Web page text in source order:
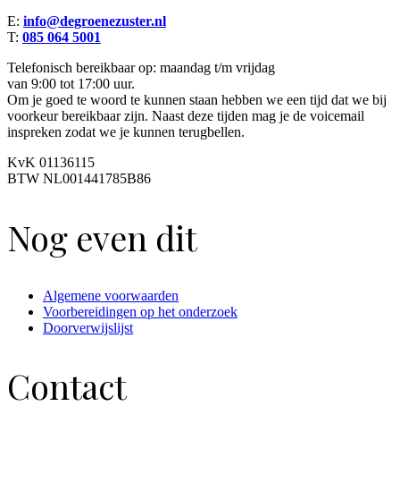
E: info@degroenezuster.nl
T: 085 064 5001
Telefonisch bereikbaar op: maandag t/m vrijdag
van 9:00 tot 17:00 uur.
Om je goed te woord te kunnen staan hebben we een tijd dat we bij
voorkeur bereikbaar zijn. Naast deze tijden mag je de voicemail
inspreken zodat we je kunnen terugbellen.
KvK 01136115
BTW NL001441785B86
Nog even dit
Algemene voorwaarden
Voorbereidingen op het onderzoek
Doorverwijslijst
Contact